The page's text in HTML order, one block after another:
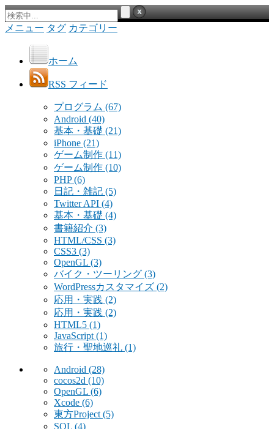
メニュー タグ カテゴリー
ホーム
RSS フィード
プログラム (67)
Android (40)
基本・基礎 (21)
iPhone (21)
ゲーム制作 (11)
ゲーム制作 (10)
PHP(6)
日記・雑記 (5)
Twitter API (4)
基本・基礎 (4)
書籍紹介 (3)
HTML/CSS (3)
CSS3 (3)
OpenGL (3)
バイク・ツーリング (3)
WordPressカスタマイズ (2)
応用・実践 (2)
応用・実践 (2)
HTML5 (1)
JavaScript (1)
旅行・聖地巡礼 (1)
Android (28)
cocos2d (10)
OpenGL (6)
Xcode (6)
東方Project (5)
SQL (4)